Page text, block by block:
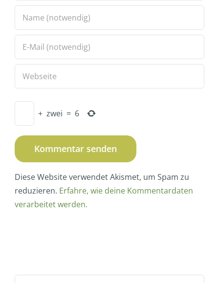
+ zwei = 6
Diese Website verwendet Akismet, um Spam zu
reduzieren. Erfahre, wie deine Kommentardaten
verarbeitet werden.